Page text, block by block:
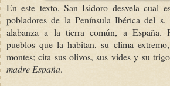
En este texto, San Isidoro desvela cual
pobladores de la Península Ibérica del
alabanza a la tierra común, a España.
pueblos que la habitan, su clima
montes; cita sus olivos, sus vides y su
madre España.